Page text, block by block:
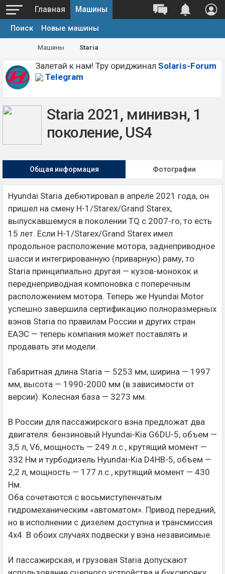
Главная Машины
Поиск Новые машины
Машины Staria
Залетай к нам! Тру ориджинал Solaris-Forum
Telegram
Staria 2021, минивэн, 1
поколение, US4
Общая информация Фотографии
Hyundai Staria дебютировал в апреле 2021 года, он
пришел на смену H-1/Starex/Grand Starex,
выпускавшемуся в поколении TQ с 2007-го, то есть
15 лет. Если H-1/Starex/Grand Starex имел
продольное расположение мотора, заднеприводное
шасси и интегрированную (приварную) раму, то
Staria принципиально другая — кузов-монокок и
переднеприводная компоновка с поперечным
расположением мотора. Теперь же Hyundai Motor
успешно завершила сертификацию полноразмерных
вэнов Staria по правилам России и других стран
ЕАЭС — теперь компания может поставлять и
продавать эти модели.
Габаритная длина Staria — 5253 мм, ширина — 1997
мм, высота — 1990-2000 мм (в зависимости от
версии). Колесная база — 3273 мм.
В России для пассажирского вэна предложат два
двигателя: бензиновый Hyundai-Kia G6DU-5, объем —
3,5 л, V6, мощность — 249 л.с., крутящий момент —
332 Нм и турбодизель Hyundai-Kia D4HB-5, объем —
2,2 л, мощность — 177 л.с., крутящий момент — 430
Нм.
Оба сочетаются с восьмиступенчатым
гидромеханическим «автоматом». Привод передний,
но в исполнении с дизелем доступна и трансмиссия
4x4. В обоих случаях подвески у вэна независимые.
И пассажирская, и грузовая Staria допускают